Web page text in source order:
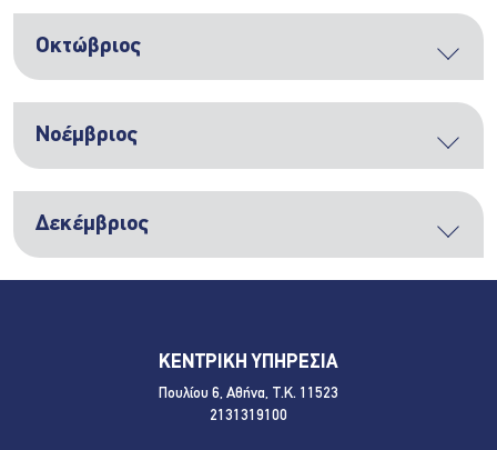
Οκτώβριος
Νοέμβριος
Δεκέμβριος
ΚΕΝΤΡΙΚΗ ΥΠΗΡΕΣΙΑ
Πουλίου 6, Αθήνα, Τ.Κ. 11523
2131319100